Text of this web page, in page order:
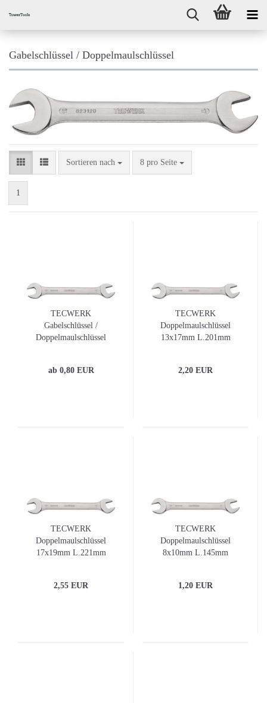
Gabelschlüssel / Doppelmaulschlüssel
Sortieren nach
Sortieren nach 8 pro Seite
pro Seite
1
TECWERK
Gabelschlüssel /
Doppelmaulschlüssel
ab 0,80 EUR
TECWERK
Doppelmaulschlüssel
13x17mm L.201mm
2,20 EUR
TECWERK
Doppelmaulschlüssel
17x19mm L.221mm
2,55 EUR
TECWERK
Doppelmaulschlüssel
8x10mm L.145mm
1,20 EUR